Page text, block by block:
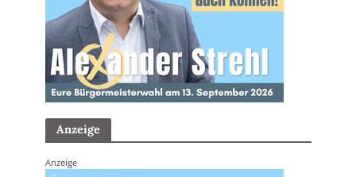
Anzeige
Anzeige